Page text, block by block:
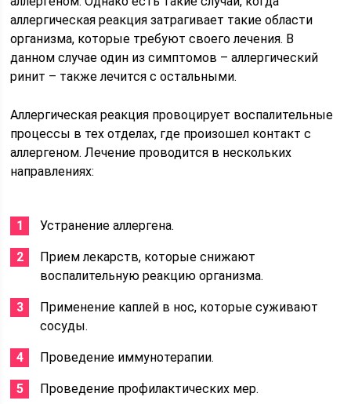
аллергическая реакция затрагивает такие области
организма, которые требуют своего лечения. В
данном случае один из симптомов – аллергический
ринит – также лечится с остальными.
Аллергическая реакция провоцирует воспалительные
процессы в тех отделах, где произошел контакт с
аллергеном. Лечение проводится в нескольких
направлениях:
Устранение аллергена.
Прием лекарств, которые снижают
воспалительную реакцию организма.
Применение каплей в нос, которые суживают
сосуды.
Проведение иммунотерапии.
Проведение профилактических мер.